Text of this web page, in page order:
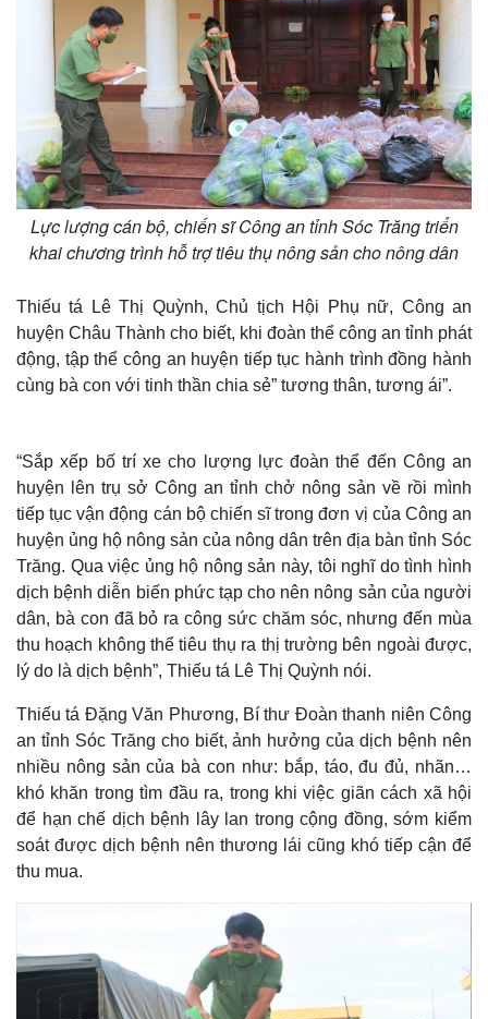
Thế giới
Quan sát
Cuộc sống đó đây
Multimedia
Video
Ảnh
E-Magazine
n
T
i
m
e
Lực lượng cán bộ, chiến sĩ Công an tỉnh Sóc Trăng triển
khai chương trình hỗ trợ tiêu thụ nông sản cho nông dân
Thiếu tá Lê Thị Quỳnh, Chủ tịch Hội Phụ nữ, Công an
huyện Châu Thành cho biết, khi đoàn thể công an tỉnh phát
động, tập thể công an huyện tiếp tục hành trình đồng hành
cùng bà con với tinh thần chia sẻ” tương thân, tương ái”.
“Sắp xếp bố trí xe cho lượng lực đoàn thể đến Công an
huyện lên trụ sở Công an tỉnh chở nông sản về rồi mình
tiếp tục vận động cán bộ chiến sĩ trong đơn vị của Công an
huyện ủng hộ nông sản của nông dân trên địa bàn tỉnh Sóc
Trăng. Qua việc ủng hộ nông sản này, tôi nghĩ do tình hình
dịch bệnh diễn biến phức tạp cho nên nông sản của người
dân, bà con đã bỏ ra công sức chăm sóc, nhưng đến mùa
thu hoạch không thể tiêu thụ ra thị trường bên ngoài được,
lý do là dịch bệnh”, Thiếu tá Lê Thị Quỳnh nói.
Thiếu tá Đặng Văn Phương, Bí thư Đoàn thanh niên Công
an tỉnh Sóc Trăng cho biết, ảnh hưởng của dịch bệnh nên
nhiều nông sản của bà con như: bắp, táo, đu đủ, nhãn…
khó khăn trong tìm đầu ra, trong khi việc giãn cách xã hội
để hạn chế dịch bệnh lây lan trong cộng đồng, sớm kiểm
soát được dịch bệnh nên thương lái cũng khó tiếp cận để
thu mua.